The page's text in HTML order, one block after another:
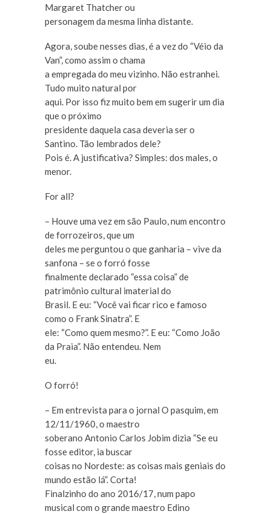
Margaret Thatcher ou
personagem da mesma linha distante.
Agora, soube nesses dias, é a vez do “Véio da
Van”, como assim o chama
a empregada do meu vizinho. Não estranhei.
Tudo muito natural por
aqui. Por isso fiz muito bem em sugerir um dia
que o próximo
presidente daquela casa deveria ser o
Santino. Tão lembrados dele?
Pois é. A justificativa? Simples: dos males, o
menor.
For all?
– Houve uma vez em são Paulo, num encontro
de forrozeiros, que um
deles me perguntou o que ganharia – vive da
sanfona – se o forró fosse
finalmente declarado “essa coisa” de
patrimônio cultural imaterial do
Brasil. E eu: “Você vai ficar rico e famoso
como o Frank Sinatra”. E
ele: “Como quem mesmo?”. E eu: “Como João
da Praia”. Não entendeu. Nem
eu.
O forró!
– Em entrevista para o jornal O pasquim, em
12/11/1960, o maestro
soberano Antonio Carlos Jobim dizia “Se eu
fosse editor, ia buscar
coisas no Nordeste: as coisas mais geniais do
mundo estão lá”. Corta!
Finalzinho do ano 2016/17, num papo
musical com o grande maestro Edino